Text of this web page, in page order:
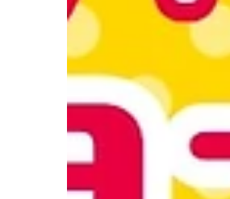
ー #琉球舞踊 #沖縄文化体験
北谷観光 #アメリカンビレッジ
#okinawaexperience
#visitokinawa #okinawatrip
#familytravelokinawa 👉 #1
セントオフ #沖縄体験 👉
#10PercentOff
北谷観光 #沖縄旅行 #期間限